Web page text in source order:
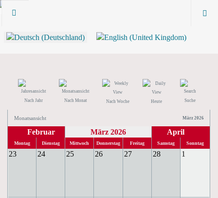
Nach Jahr Nach Monat Nach Woche Heute Suche
Monatsansicht März 2026
Februar März 2026 April
Montag Dienstag Mittwoch Donnerstag Freitag Samstag Sonntag
23 24 25 26 27 28 1